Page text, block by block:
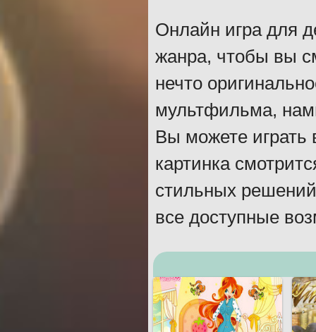
Онлайн игра для
жанра, чтобы вы
нечто
мультфильма,
Вы можете играть
картинка
стильных
все доступные